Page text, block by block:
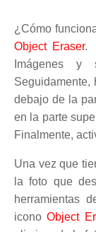
¿Cómo
Object Eraser.
Imágenes y
Seguidamente,
debajo de la
en la parte
Finalmente,
Una vez que
la foto que
herramientas
iconoObject